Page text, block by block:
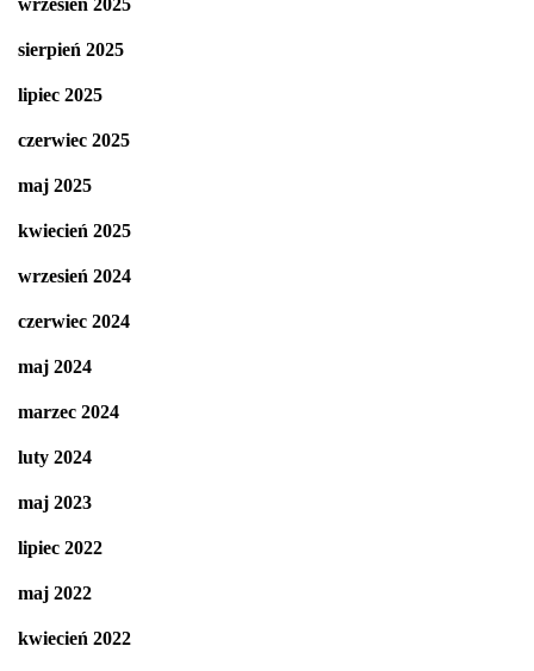
wrzesień 2025
sierpień 2025
lipiec 2025
czerwiec 2025
maj 2025
kwiecień 2025
wrzesień 2024
czerwiec 2024
maj 2024
marzec 2024
luty 2024
maj 2023
lipiec 2022
maj 2022
kwiecień 2022